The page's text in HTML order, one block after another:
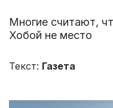
Многие считают,
Хобой не место
Текст: Газета